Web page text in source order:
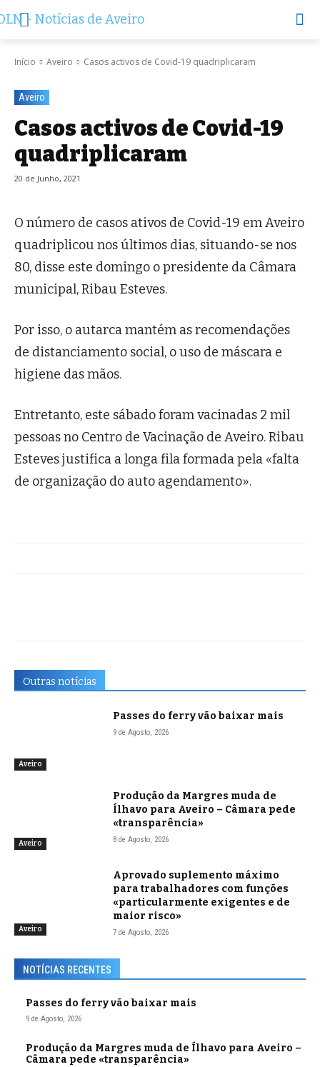
Início Aveiro Casos activos de Covid-19 quadriplicaram
Aveiro
Casos activos de Covid-19
quadriplicaram
20 de Junho, 2021
O número de casos ativos de Covid-19 em Aveiro
quadriplicou nos últimos dias, situando-se nos
80, disse este domingo o presidente da Câmara
municipal, Ribau Esteves.
Por isso, o autarca mantém as recomendações
de distanciamento social, o uso de máscara e
higiene das mãos.
Entretanto, este sábado foram vacinadas 2 mil
pessoas no Centro de Vacinação de Aveiro. Ribau
Esteves justifica a longa fila formada pela «falta
de organização do auto agendamento».
Outras notícias
Aveiro
Passes do ferry vão baixar mais
9 de Agosto, 2026
Aveiro
Produção da Margres muda de
Ílhavo para Aveiro – Câmara pede
«transparência»
8 de Agosto, 2026
Aveiro
Aprovado suplemento máximo
para trabalhadores com funções
«particularmente exigentes e de
maior risco»
7 de Agosto, 2026
NOTÍCIAS RECENTES
Passes do ferry vão baixar mais
9 de Agosto, 2026
Produção da Margres muda de Ílhavo para Aveiro –
Câmara pede «transparência»